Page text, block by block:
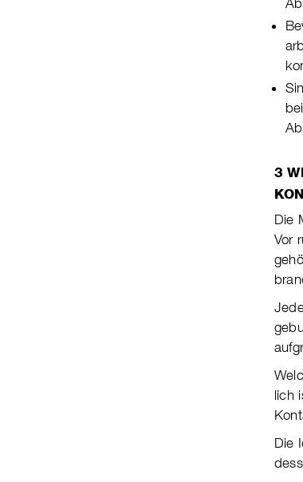
3
Die
Vor
lich
Die